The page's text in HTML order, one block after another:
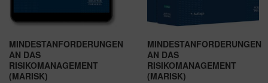
MINDESTANFORDERUNGEN
AN DAS
RISIKOMANAGEMENT
(MARISK)
MINDESTANFORDERUNGEN
AN DAS
RISIKOMANAGEMENT
(MARISK)